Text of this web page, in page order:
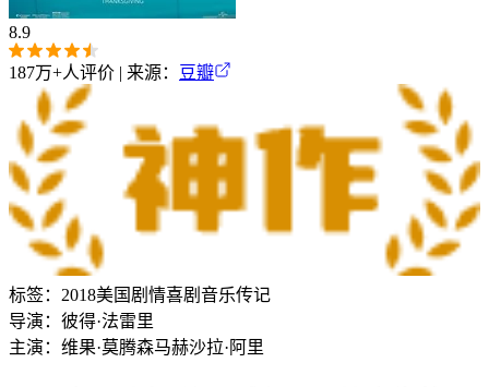
8.9
187万+人评价 | 来源： 豆瓣
标签： 2018美国 剧情喜剧 音乐传记
导演： 彼得·法雷里
主演： 维果·莫腾森马赫沙拉·阿里